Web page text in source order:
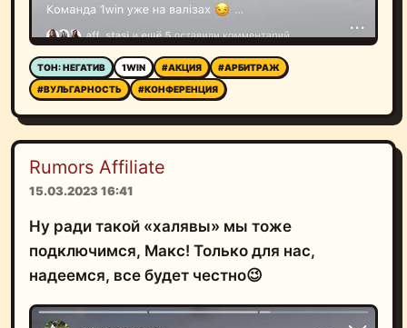
ТОН: НЕГАТИВ 1WIN #АКЦИЯ
#АРБИТРАЖ
#ВУЛЬГАРНОСТЬ
#КОНФЕРЕНЦИЯ
Rumors Affiliate
15.03.2023 16:41
Ну ради такой «халявы» мы тоже
подключимся, Макс! Только для нас,
надеемся, все будет честно😉